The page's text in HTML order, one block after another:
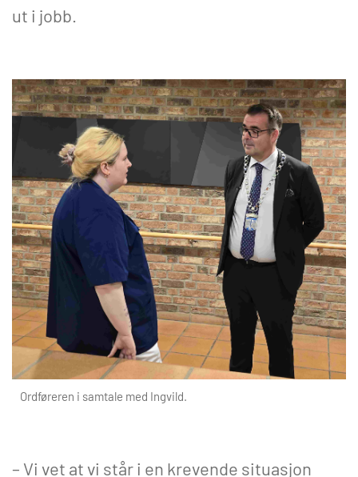
ut i jobb.
Ordføreren i samtale med Ingvild.
– Vi vet at vi står i en krevende situasjon